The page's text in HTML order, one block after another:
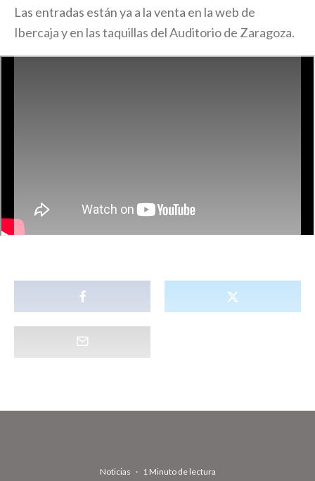
Las entradas están ya a la venta en la web de
Ibercaja y en las taquillas del Auditorio de Zaragoza.
Noticias · 1 Minuto de lectura